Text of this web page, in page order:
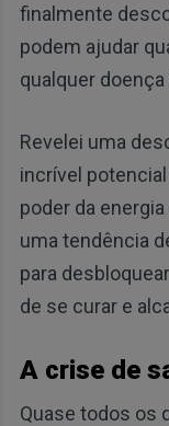
finalmente
podem ajudar
qualquer
Revelei uma
incrível
poder da
uma tendência
para
de se curar e
A crise de
Quase todos os